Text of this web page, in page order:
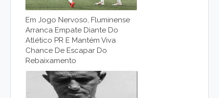
Em Jogo Nervoso, Fluminense
Arranca Empate Diante Do
Atlético PR E Mantém Viva
Chance De Escapar Do
Rebaixamento